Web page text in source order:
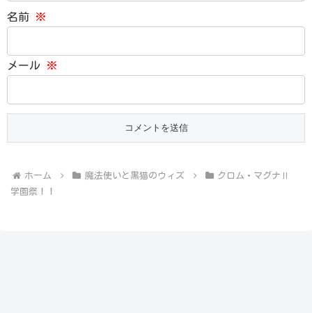
名前 ※
メール ※
ホーム 魔法使いと黒猫のウィズ
クロム・マグナⅡ
学園祭！！